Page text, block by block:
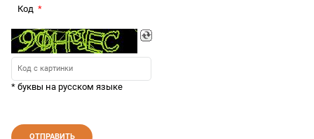
Код
* буквы на русском языке